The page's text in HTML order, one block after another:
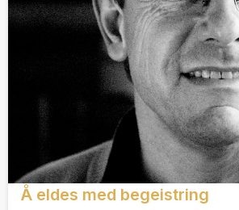
Å eldes med begeistring